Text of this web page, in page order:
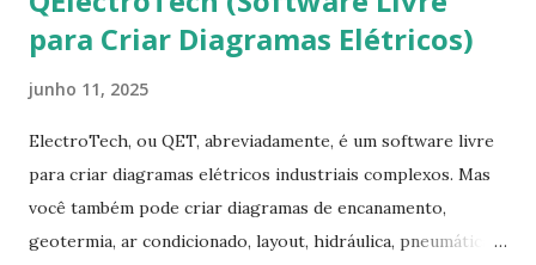
para Criar Diagramas Elétricos)
junho 11, 2025
ElectroTech, ou QET, abreviadamente, é um software livre
para criar diagramas elétricos industriais complexos. Mas
você também pode criar diagramas de encanamento,
geotermia, ar condicionado, layout, hidráulica, pneumática,